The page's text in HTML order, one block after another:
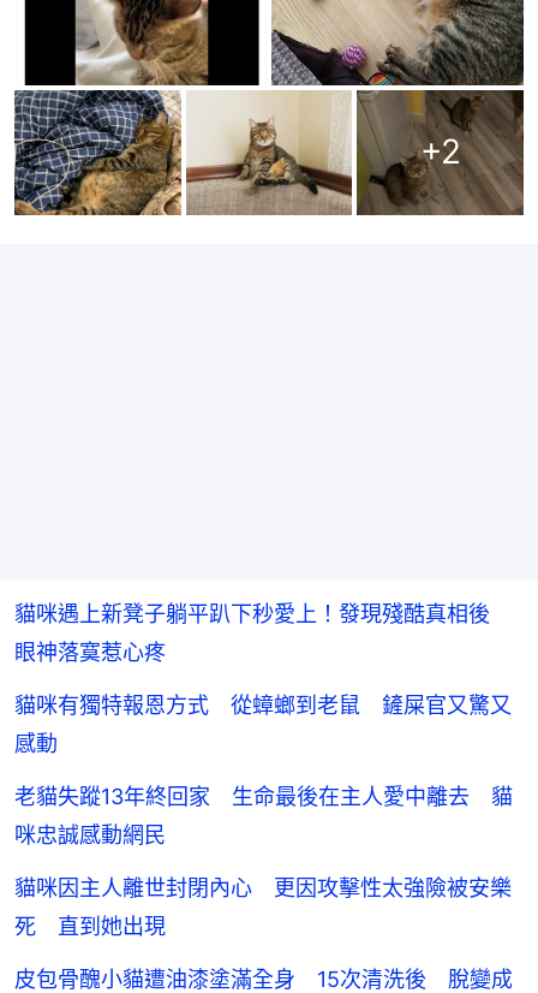
+2
貓咪遇上新凳子躺平趴下秒愛上！發現殘酷真相後
眼神落寞惹心疼
貓咪有獨特報恩方式 從蟑螂到老鼠 鏟屎官又驚又
感動
老貓失蹤13年終回家 生命最後在主人愛中離去 貓
咪忠誠感動網民
貓咪因主人離世封閉內心 更因攻擊性太強險被安樂
死 直到她出現
皮包骨醜小貓遭油漆塗滿全身 15次清洗後 脫變成